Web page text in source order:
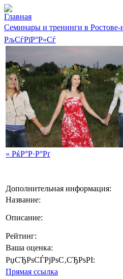
Главная
Семинары и тренинги в
РљСѓРїР°Р»Сѓ
« РќР°Р·Р°Рґ
Дополнительная информация:
Название:
Описание:
Рейтинг:
Ваша оценка:
РџСЂРѕСЃРјРѕС‚СЂРѕРІ:
Прямая ссылка